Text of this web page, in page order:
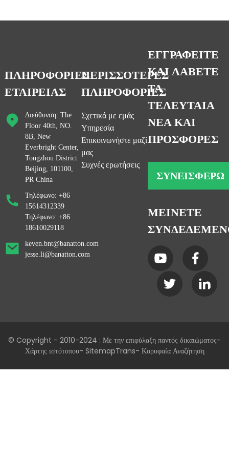
ΠΛΗΡΟΦΟΡΙΕΣ
ΕΤΑΙΡΕΙΑΣ
Διεύθυνση: The
Floor 40th, NO.
8B, New
Everbright Center,
Tongzhou District
Beijing, 101100,
PR China
Τηλέφωνο: +86
15614312339
Τηλέφωνο: +86
18610029118
keven.bnt@banatton.com
jesse.li@banatton.com
ΠΕΡΙΣΣΟΤΕΡΕΣ
ΠΛΗΡΟΦΟΡΙΕΣ
Σχετικά με εμάς
Υπηρεσία
Επικοινωνήστε μαζί
μας
Συχνές ερωτήσεις
ΕΓΓΡΑΦΕΙΤΕ
ΚΑΙ ΛΑΒΕΤΕ
ΤΑ
ΤΕΛΕΥΤΑΙΑ
ΝΕΑ ΚΑΙ
ΠΡΟΣΦΟΡΕΣ
ΣΥΝΕΙΣΦΈΡΩ
ΜΕΙΝΕΤΕ
© Copyright - 2010-2024 : Με την επιφύλαξη παντός δικαιώματος-
Χάρτης ιστότοπου- SitemapTrans- Κορυφαία Αναζήτηση